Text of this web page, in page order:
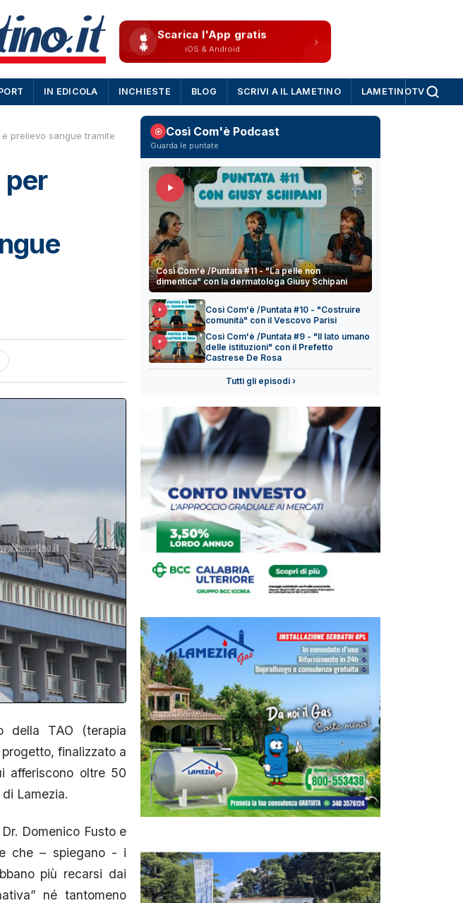
Scarica l'App gratis
iOS & Android
IN EDICOLA INCHIESTE BLOG SCRIVI A IL LAMETINO LAMETINOTV
prelievo sangue tramite
per
della TAO (terapia
finalizzato a
afferiscono oltre 50
Lamezia.
Domenico Fusto e
che – spiegano - i
più recarsi dai
né tantomeno
Così Com'è Podcast
Guarda le puntate
Così Com'è /Puntata #11 - "La pelle non
dimentica" con la dermatologa Giusy Schipani
Così Com'è /Puntata #10 - "Costruire
comunità" con il Vescovo Parisi
Così Com'è /Puntata #9 - "Il lato umano
delle istituzioni" con il Prefetto
Castrese De Rosa
Tutti gli episodi ›